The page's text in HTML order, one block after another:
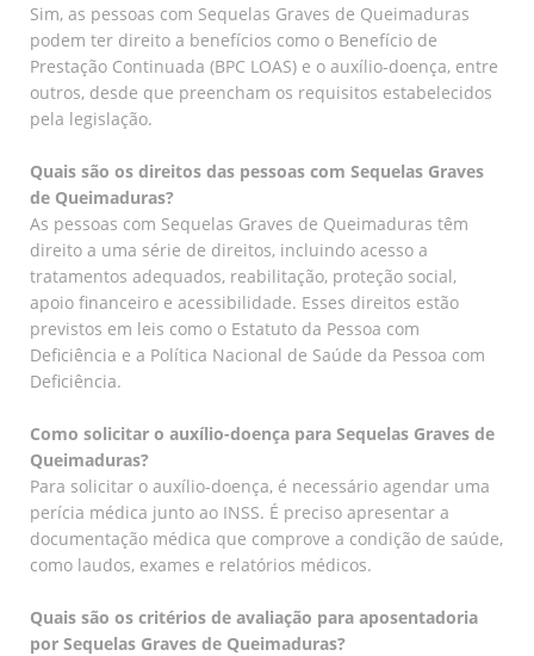
Sim, as pessoas com Sequelas Graves de Queimaduras
podem ter direito a benefícios como o Benefício de
Prestação Continuada (BPC LOAS) e o auxílio-doença, entre
outros, desde que preencham os requisitos estabelecidos
pela legislação.
Quais são os direitos das pessoas com Sequelas Graves
de Queimaduras?
As pessoas com Sequelas Graves de Queimaduras têm
direito a uma série de direitos, incluindo acesso a
tratamentos adequados, reabilitação, proteção social,
apoio financeiro e acessibilidade. Esses direitos estão
previstos em leis como o Estatuto da Pessoa com
Deficiência e a Política Nacional de Saúde da Pessoa com
Deficiência.
Como solicitar o auxílio-doença para Sequelas Graves de
Queimaduras?
Para solicitar o auxílio-doença, é necessário agendar uma
perícia médica junto ao INSS. É preciso apresentar a
documentação médica que comprove a condição de saúde,
como laudos, exames e relatórios médicos.
Quais são os critérios de avaliação para aposentadoria
por Sequelas Graves de Queimaduras?